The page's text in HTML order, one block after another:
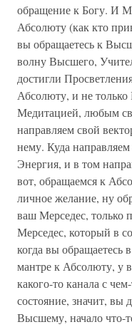
обращение к Богу. И
Абсолюту (как кто
вы обращаетесь к
волну Высшего,
достигли
Абсолюту, и не
Медитацией, любым
направляем свой
нему. Куда
Энергия, и в том
вот, обращаемся к
личное желание, ну
ваш Мерседес, только
Мерседес, который в
когда вы обращаетесь
мантре к Абсолюту, у
какого-то канала с
состояние, значит, вы
Высшему, начало что-